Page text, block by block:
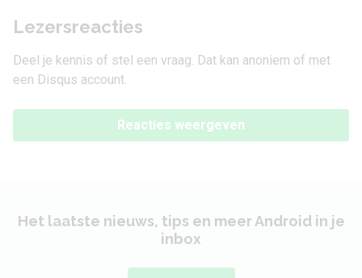
Lezersreacties
Deel je kennis of stel een vraag. Dat kan anoniem of met
een Disqus account.
Reacties weergeven
Het laatste nieuws, tips en meer Android in je
inbox